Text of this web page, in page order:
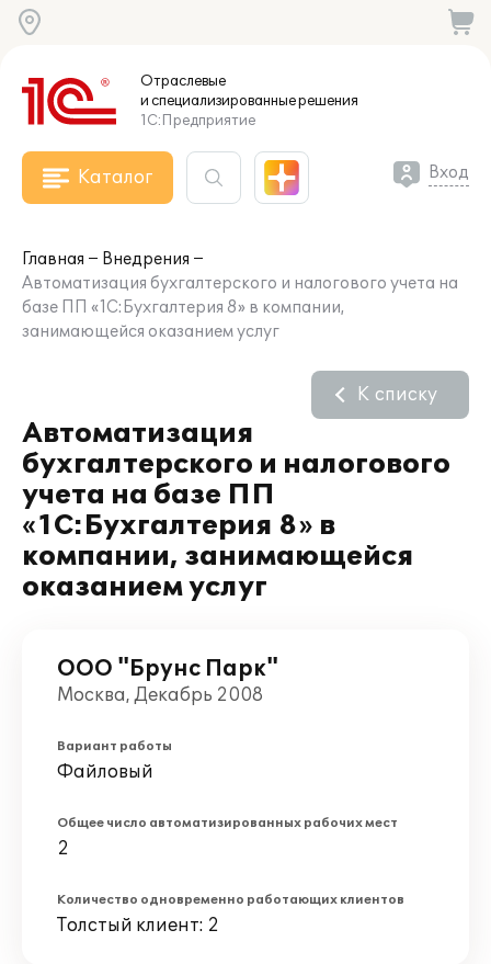
Отраслевые
и специализированныерешения
1С:Предприятие
Каталог Вход
Главная
Внедрения
Автоматизация бухгалтерского и налогового учета на
базе ПП «1С:Бухгалтерия 8» в компании,
занимающейся оказанием услуг
Автоматизация
бухгалтерского и налогового
учета на базе ПП
«1С:Бухгалтерия 8» в
компании, занимающейся
оказанием услуг
К списку
ООО "Брунс Парк"
Москва, Декабрь 2008
Вариант работы
Файловый
Общее число автоматизированных рабочих мест
2
Количество одновременно работающих клиентов
Толстый клиент: 2